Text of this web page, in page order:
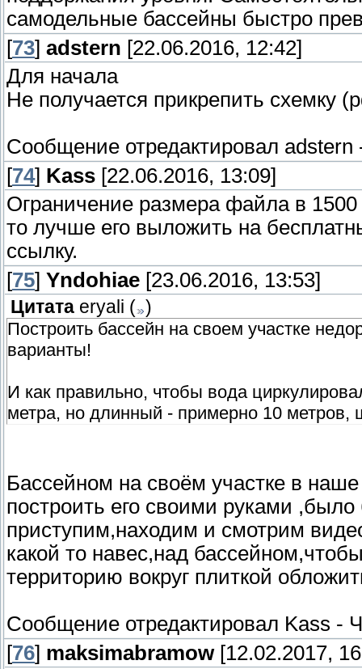
самодельные бассейны быстро
[73] adstern [22.06.2016, 12:42]
Для начала
Не получается прикрепить схемку
Сообщение отредактировал adstern
[74] Kass [22.06.2016, 13:09]
Ограничение размера файла в
то лучше его выложить на
ссылку.
[75] Yndohiae [23.06.2016, 13:53]
Цитата eryali ( )
Построить бассейн на своем участке
варианты!
И как правильно, чтобы вода
метра, но длинный - примерно 10 метров,
Бассейном на своём участке в
построить его своими руками
приступим,находим и смотрим
какой то навес,над
территорию вокруг плиткой
Сообщение отредактировал Kass -
[76] maksimabramow[12.02.2017,